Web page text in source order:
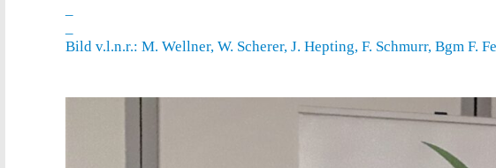
Bild v.l.n.r.: M. Wellner, W. Scherer, J. Hepting, F. Schmurr, Bgm F.